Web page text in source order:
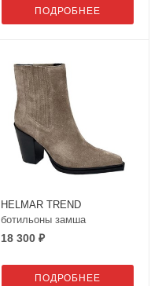
ПОДРОБНЕЕ
HELMAR TREND
ботильоны замша
18 300 ₽
ПОДРОБНЕЕ